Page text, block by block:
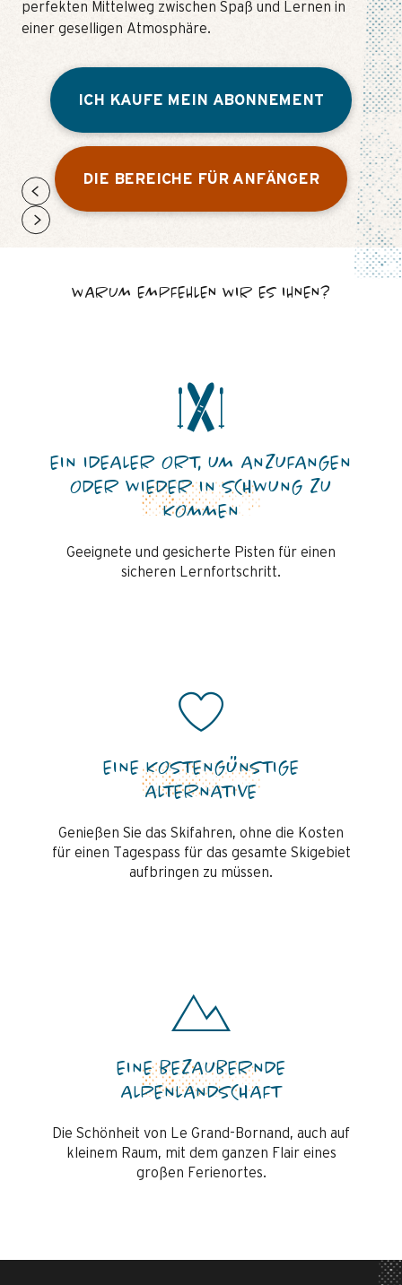
perfekten Mittelweg zwischen Spaß und Lernen in
einer geselligen Atmosphäre.
ICH KAUFE MEIN ABONNEMENT
DIE BEREICHE FÜR ANFÄNGER
WARUM EMPFEHLEN WIR ES IHNEN?
EIN IDEALER ORT, UM ANZUFANGEN
ODER WIEDER IN SCHWUNG ZU
KOMMEN
Geeignete und gesicherte Pisten für einen
sicheren Lernfortschritt.
EINE KOSTENGÜNSTIGE
ALTERNATIVE
Genießen Sie das Skifahren, ohne die Kosten
für einen Tagespass für das gesamte Skigebiet
aufbringen zu müssen.
EINE BEZAUBERNDE
ALPENLANDSCHAFT
Die Schönheit von Le Grand-Bornand, auch auf
kleinem Raum, mit dem ganzen Flair eines
großen Ferienortes.